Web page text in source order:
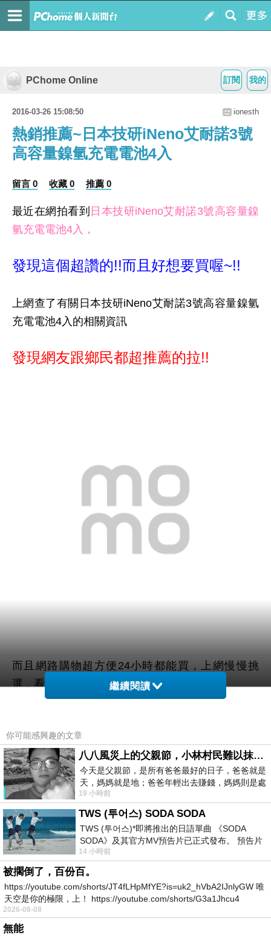
我的
訂閱
PChome Online
2016-03-26 15:08:50 ionesth
熱銷推薦~日本技研iNeno艾耐諾3號
高容量鎳氫充電電池4入
留言 0 收藏 0 推薦 0
最近在網拍看到 日本技研iNeno艾耐諾3號高容量鎳
氫充電電池4入，
發現這個超讚的!!而且好想要買喔~!!
上網查了有關日本技研iNeno艾耐諾3號高容量鎳氫
充電電池4入的相關資訊
發現網友跟鄉民都超推薦的拉!!
而且網路購物超方便24小時都能買，上網慢慢挑
選，看看網友鄉民心得文，
電池4入哪裡買最便宜.最划算!
查了很多日本技研iNeno艾耐諾3號高容量鎳氫充電
電池4入的開箱.分享.評論跟比價的結果，發現它真
的很棒!!!
而且在網路上購買，品質有保障又有七天鑑賞期，
不滿意可以退貨也不用擔心買貴!
你一定要來看看日本技研iNeno艾耐諾3號高容量鎳
氫充電電池4入~~
繼續閱讀
你可能感興趣的文章
八八風災上的父親節，小林村民難以抹滅的痛
今天是父親節，是所有爸爸最好的日子，爸爸就是
天，媽媽就是地；爸爸年輕出去賺錢，媽媽則是處
理家務，職業不分高低貴賤，只有人品才
19 小時前
TWS (투어스) SODA SODA
TWS (투어스)*即將推出的日語單曲 《SODA
SODA》及其官方MV預告片已正式發布。 預告片
一經發布， 就引發了粉絲們對這次夏季回
14 小時前
被擱倒了，百份百。
https://youtube.com/shorts/JT4fLHpMfYE?is=uk2_hVbA2IJnlyGW 唯
天空是你的極限，上！ https://youtube.com/shorts/G3a1Jhcu4
2026-08-08
無能